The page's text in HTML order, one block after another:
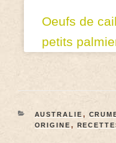
Oeufs de
petits
AUSTRALIE ,
ORIGINE ,